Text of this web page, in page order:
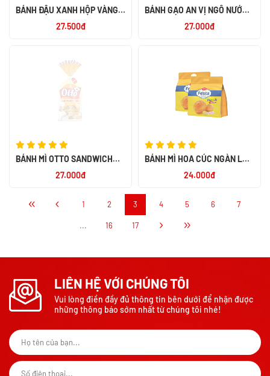
BÁNH ĐẬU XANH HỘP VÀNG
27.500đ
BÁNH GẠO AN VỊ NGÔ NƯỚNG
27.000đ
BÁNH MÌ OTTO SANDWICH
27.000đ
BÁNH MÌ HOA CÚC NGÀN LỚP
24.000đ
1 2 3 4 5 6 7
... 16 17
LIÊN HỆ VỚI CHÚNG TÔI
Vui lòng điền đầy đủ thông tin bên dưới để nhận được
những thông báo sớm nhất từ chúng tôi nhé!